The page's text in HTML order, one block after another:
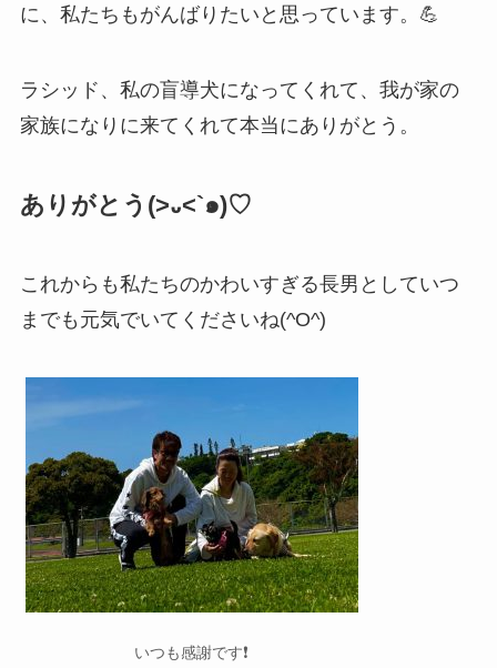
に、私たちもがんばりたいと思っています。💪
ラシッド、私の盲導犬になってくれて、我が家の
家族になりに来てくれて本当にありがとう。
ありがとう(>᎑<`๑)♡
これからも私たちのかわいすぎる長男としていつ
までも元気でいてくださいね(^O^)
いつも感謝です❗️